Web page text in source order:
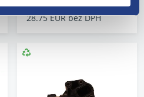
28.75 EUR bez DPH